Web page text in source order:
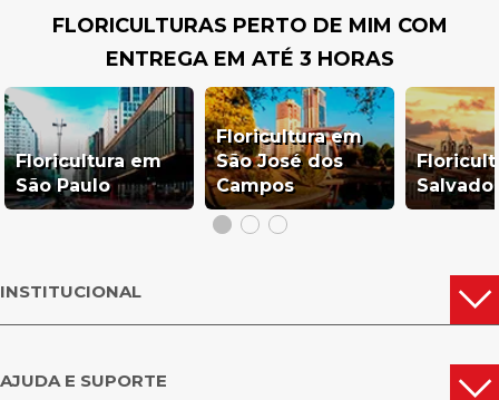
FLORICULTURAS PERTO DE MIM COM
ENTREGA EM ATÉ 3 HORAS
Floricultura em
São Paulo
Floricultura em
São José dos
Campos
INSTITUCIONAL
AJUDA E SUPORTE